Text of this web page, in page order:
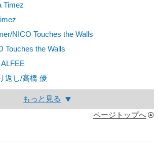
Timez
NICO Touches the Walls
Touches the Walls
返し/高橋 優
もっと見る
ページトップへ